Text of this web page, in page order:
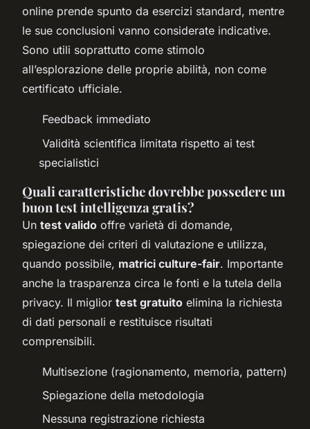
online prende spunto da esercizi standard, mentre
le sue conclusioni vanno considerate indicative.
Sono utili soprattutto come stimolo
all’esplorazione delle proprie abilità, non come
certificato ufficiale.
Feedback immediato
Validità scientifica limitata rispetto ai test
specialistici
Quali caratteristiche dovrebbe possedere un
buon test intelligenza gratis?
Un test valido offre varietà di domande,
spiegazione dei criteri di valutazione e utilizza,
quando possibile, matrici culture-fair. Importante
anche la trasparenza circa le fonti e la tutela della
privacy. Il miglior test gratuito elimina la richiesta
di dati personali e restituisce risultati
comprensibili.
Multisezione (ragionamento, memoria, pattern)
Spiegazione della metodologia
Nessuna registrazione richiesta